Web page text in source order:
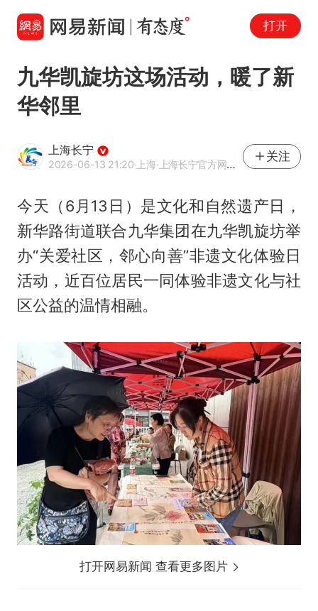
打开
九华凯旋坊这场活动，暖了新
华邻里
上海长宁
2026-06-13 21:20·上海·上海长宁官方网易号
关注
今天（6月13日）是文化和自然遗产日，
新华路街道联合九华集团在九华凯旋坊举
办“关爱社区，邻心向善”非遗文化体验日
活动，近百位居民一同体验非遗文化与社
区公益的温情相融。
打开网易新闻 查看更多图片